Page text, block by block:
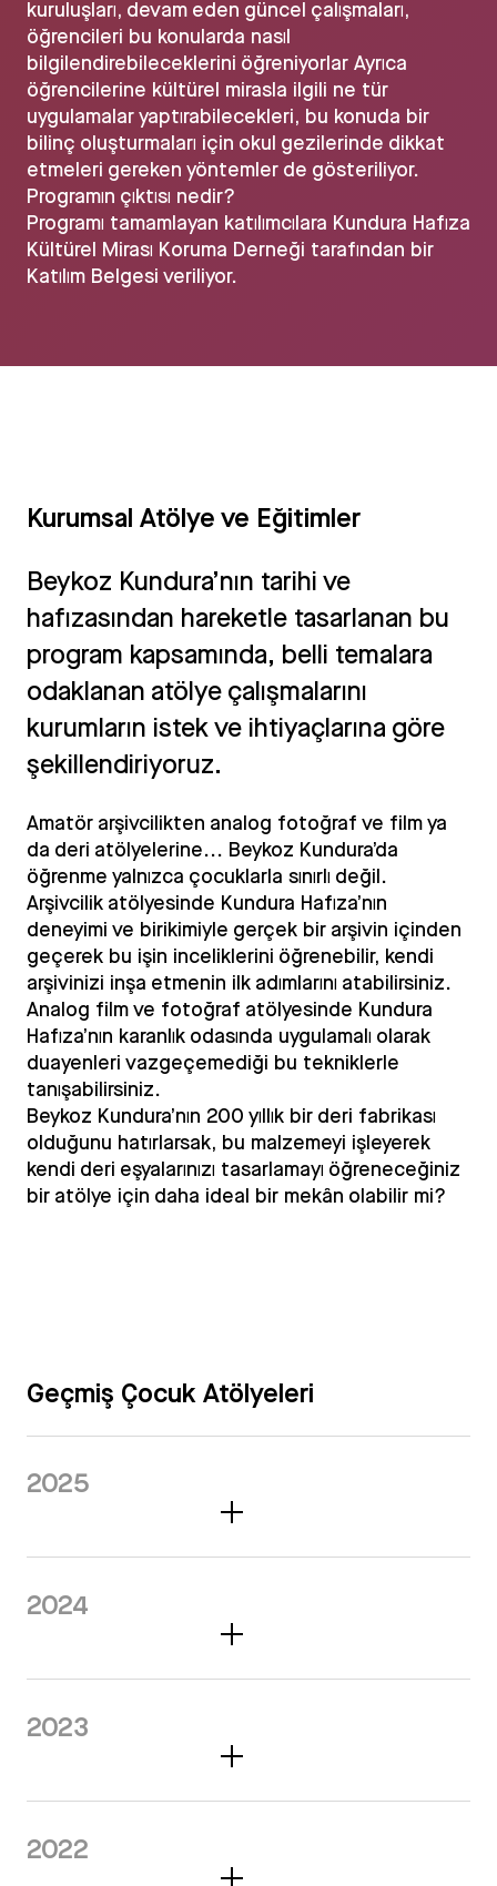
kuruluşları, devam eden güncel çalışmaları,
öğrencileri bu konularda nasıl
bilgilendirebileceklerini öğreniyorlar Ayrıca
öğrencilerine kültürel mirasla ilgili ne tür
uygulamalar yaptırabilecekleri, bu konuda bir
bilinç oluşturmaları için okul gezilerinde dikkat
etmeleri gereken yöntemler de gösteriliyor.
Programın çıktısı nedir?
Programı tamamlayan katılımcılara Kundura Hafıza
Kültürel Mirası Koruma Derneği tarafından bir
Katılım Belgesi veriliyor.
Kurumsal Atölye ve Eğitimler
Beykoz Kundura’nın tarihi ve
hafızasından hareketle tasarlanan bu
program kapsamında, belli temalara
odaklanan atölye çalışmalarını
kurumların istek ve ihtiyaçlarına göre
şekillendiriyoruz.
Amatör arşivcilikten analog fotoğraf ve film ya
da deri atölyelerine... Beykoz Kundura’da
öğrenme yalnızca çocuklarla sınırlı değil.
Arşivcilik atölyesinde Kundura Hafıza’nın
deneyimi ve birikimiyle gerçek bir arşivin içinden
geçerek bu işin inceliklerini öğrenebilir, kendi
arşivinizi inşa etmenin ilk adımlarını atabilirsiniz.
Analog film ve fotoğraf atölyesinde Kundura
Hafıza’nın karanlık odasında uygulamalı olarak
duayenleri vazgeçemediği bu tekniklerle
tanışabilirsiniz.
Beykoz Kundura’nın 200 yıllık bir deri fabrikası
olduğunu hatırlarsak, bu malzemeyi işleyerek
kendi deri eşyalarınızı tasarlamayı öğreneceğiniz
bir atölye için daha ideal bir mekân olabilir mi?
Geçmiş Çocuk Atölyeleri
2025
2024
2023
2022